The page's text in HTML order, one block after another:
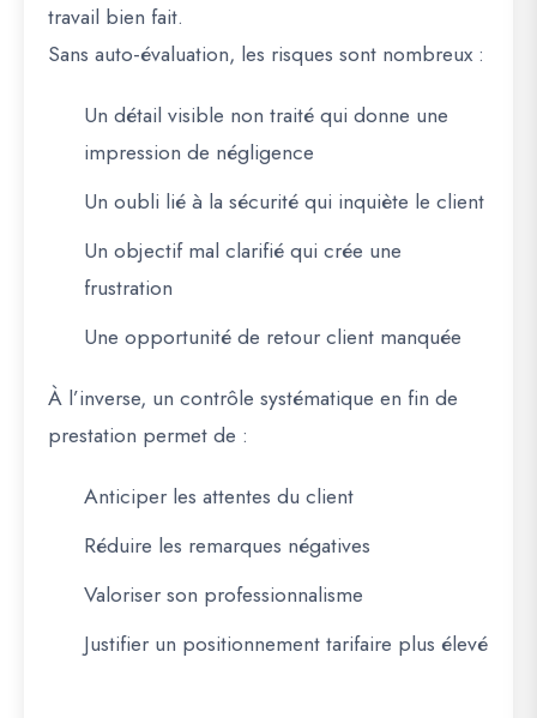
travail bien fait.
Sans auto-évaluation, les risques sont nombreux :
Un détail visible non traité qui donne une
impression de négligence
Un oubli lié à la sécurité qui inquiète le client
Un objectif mal clarifié qui crée une
frustration
Une opportunité de retour client manquée
À l’inverse, un contrôle systématique en fin de
prestation permet de :
Anticiper les attentes du client
Réduire les remarques négatives
Valoriser son professionnalisme
Justifier un positionnement tarifaire plus élevé